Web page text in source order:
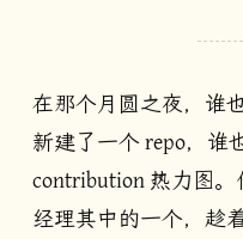
在那个月圆之夜，谁
新建了一个 repo，谁
contribution 热力图
经理其中的一个，趁